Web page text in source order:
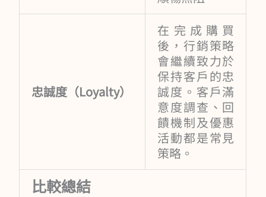
忠誠度（Loyalty）
在完成購買
後，行銷策略
會繼續致力於
保持客戶的忠
誠度。客戶滿
意度調查、回
饋機制及優惠
活動都是常見
策略。
比較總結